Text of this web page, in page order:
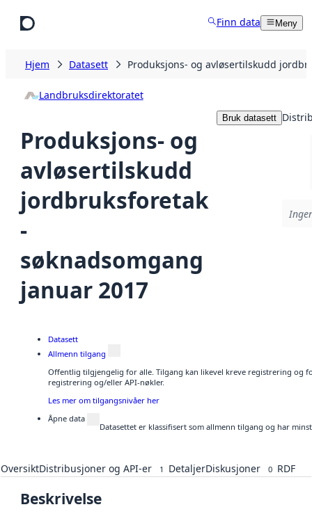
Finn data Meny
Hjem Datasett Produksjons- og avløsertilskudd
Landbruksdirektoratet
Produksjons- og
avløsertilskudd
jordbruksforetak
-
søknadsomgang
januar 2017
Bruk datasett
Datasett
Allmenn tilgang
Offentlig tilgjengelig for alle. Tilgang kan likevel kreve registrering og
registrering og/eller API-nøkler.
Les mer om tilgangsnivåer her
Åpne data
Datasettet er klassifisert som allmenn tilgang og har
OversiktDistribusjoner og API-er 1 DetaljerDiskusjoner 0 RDF
Beskrivelse